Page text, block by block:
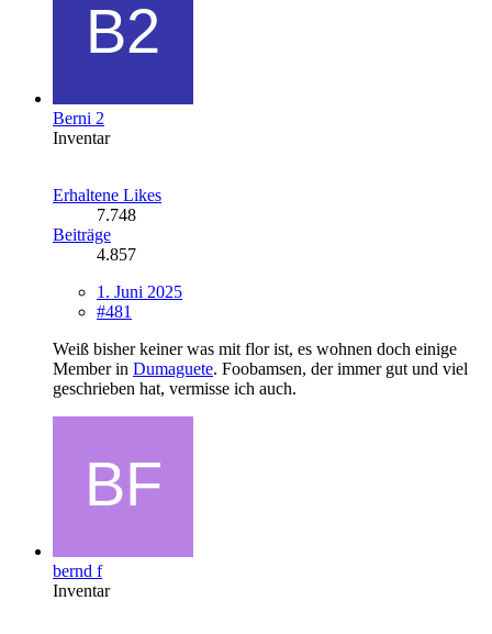
Berni 2
Inventar
Erhaltene Likes
7.748
Beiträge
4.857
1. Juni 2025
#481
Weiß bisher keiner was mit flor ist, es wohnen doch einige
Member in Dumaguete. Foobamsen, der immer gut und viel
geschrieben hat, vermisse ich auch.
bernd f
Inventar